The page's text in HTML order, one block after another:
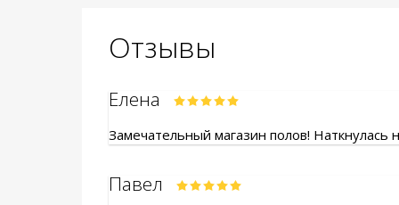
Отзывы
Елена
Замечательный магазин полов! Наткнулась
Павел